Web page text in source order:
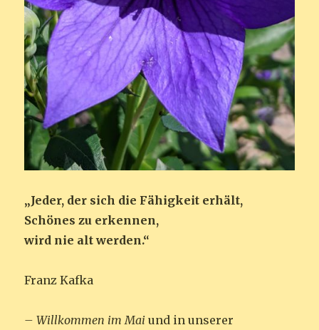
„Jeder, der sich die Fähigkeit erhält,
Schönes zu erkennen,
wird nie alt werden.“
Franz Kafka
– Willkommen im Mai und in unserer